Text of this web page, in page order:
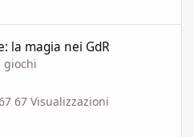
la magia nei GdR
giochi
67 Visualizzazioni